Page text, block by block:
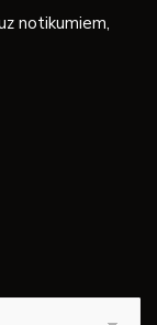
notikumiem,